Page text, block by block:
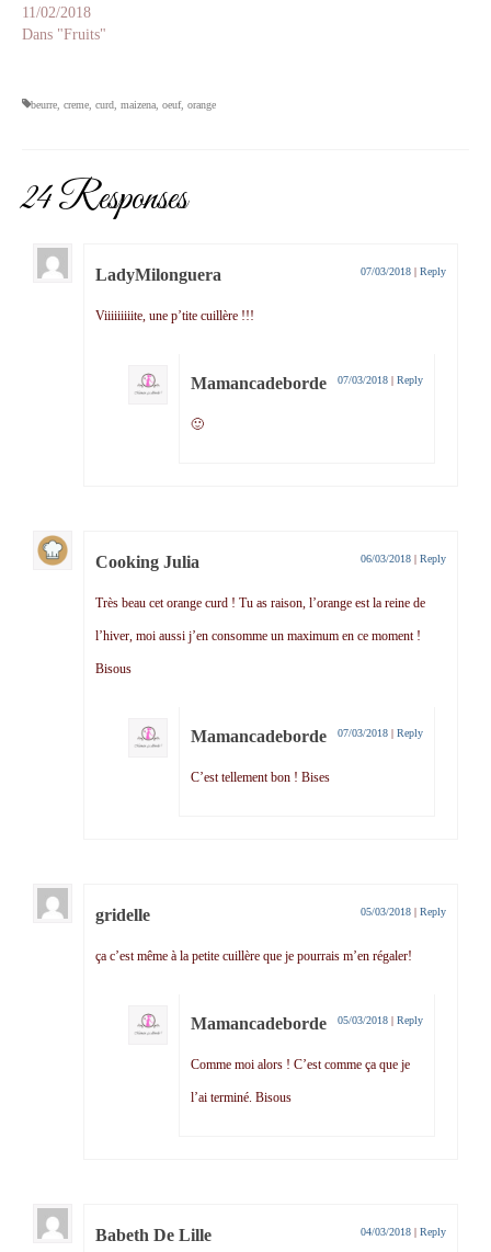
11/02/2018
Dans "Fruits"
beurre creme curd maizena oeuf, orange
24 Responses
LadyMilonguera 07/03/2018 | Reply
Viiiiiiiiite, une p’tite cuillère !!!
Mamancadeborde 07/03/2018 | Reply
🙂
Cooking Julia 06/03/2018 | Reply
Très beau cet orange curd ! Tu as raison, l’orange est la reine de
l’hiver, moi aussi j’en consomme un maximum en ce moment !
Bisous
Mamancadeborde 07/03/2018 | Reply
C’est tellement bon ! Bises
gridelle 05/03/2018 | Reply
ça c’est même à la petite cuillère que je pourrais m’en régaler!
Mamancadeborde 05/03/2018 | Reply
Comme moi alors ! C’est comme ça que je
l’ai terminé. Bisous
Babeth De Lille 04/03/2018 | Reply